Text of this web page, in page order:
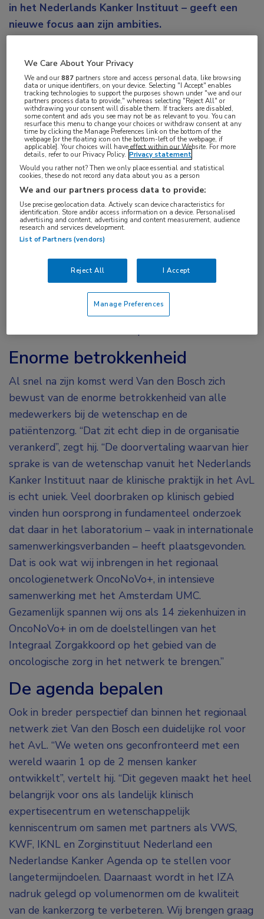
in het Nederlands Kanker Instituut – geeft een
nieuwe focus aan zijn ambities.
bestuurder bent geweest, is het tijd voor beweging”,
zegt Van den Bosch nuchter, in antwoord op de
vraag waarom hij het OLVG verruilde voor het
Antoni van Leeuwenhoek. “Die jaren bij het OLVG en
ook het voorzitterschap van Santeon – het
samenwerkingsverband van 7 topklinische
ziekenhuizen – waren prachtig. Maar toen het AvL
mij benaderde om mee te doen aan de procedure
voor het vinden van een nieuwe bestuursvoorzitter
was ik wel direct geïnteresseerd. Ook in mijn functie
als bestuurder ben ik altijd een zorgman gebleven.
Ik realiseerde me dat ik met mijn oude ervaringen als
interventieradioloog en met mijn bestuurlijke
ervaring van toegevoegde waarde kan zijn voor dit
ziekenhuis. Zeker ook gelet op de ambitie van het
AvL om naar buiten te bewegen met de laatste
Enorme betrokkenheid
Al snel na zijn komst werd Van den Bosch zich
bewust van de enorme betrokkenheid van alle
medewerkers bij de wetenschap en de
patiëntenzorg. “Dat zit echt diep in de organisatie
verankerd”, zegt hij. “De doorvertaling waarvan hier
sprake is van de wetenschap vanuit het Nederlands
Kanker Instituut naar de klinische praktijk in het AvL
is echt uniek. Veel doorbraken op klinisch gebied
vinden hun oorsprong in fundamenteel onderzoek
dat daar in het laboratorium – vaak in internationale
samenwerkingsverbanden – heeft plaatsgevonden.
Dat is ook wat wij inbrengen in het regionaal
oncologienetwerk OncoNoVo+, in intensieve
samenwerking met het Amsterdam UMC.
Gezamenlijk spannen wij ons als 14 ziekenhuizen in
OncoNoVo+ in om de doelstellingen van het
Integraal Zorgakkoord op het gebied van de
oncologische zorg in het netwerk te brengen.”
De agenda bepalen
Ook in breder perspectief dan binnen het regionaal
netwerk ziet Van den Bosch een duidelijke rol voor
het AvL. “We weten ons geconfronteerd met een
wereld waarin 1 op de 2 mensen kanker
ontwikkelt”, vertelt hij. “Dit gegeven maakt het heel
belangrijk voor ons als landelijk klinisch
expertisecentrum en wetenschappelijk
kenniscentrum om samen met partners als VWS,
KWF, IKNL en Zorginstituut Nederland een
Nederlandse Kanker Agenda op te stellen voor
langetermijndoelen. Daarnaast wordt in het IZA
nadruk gelegd op volumenormen om de kwaliteit
van de kankerzorg te verbeteren. Wij brengen graag
We Care About Your Privacy
We and our887 partners store and access personal data, like browsing
data or unique identifiers, on your device. Selecting "I Accept" enables
tracking technologies to support the purposes shown under "we and our
partners process data to provide," whereas selecting "Reject All" or
withdrawing your consent will disable them. If trackers are disabled,
some content and ads you see may not be as relevant to you. You can
resurface this menu to change your choices or withdraw consent at any
time by clicking the Manage Preferences link on the bottom of the
webpage [or the floating icon on the bottom-left of the webpage, if
applicable]. Your choices will have effect within our Website. For more
details, refer to our Privacy Policy. Privacy statement
Would you rather not? Then we only place essential and statistical
cookies, these do not record any data about you as a person
We and our partners process data to provide:
Use precise geolocation data. Actively scan device characteristics for
identification. Store and/or access information on a device. Personalised
advertising and content, advertising and content measurement, audience
research and services development.
List of Partners (vendors)
Reject All I Accept
Manage Preferences